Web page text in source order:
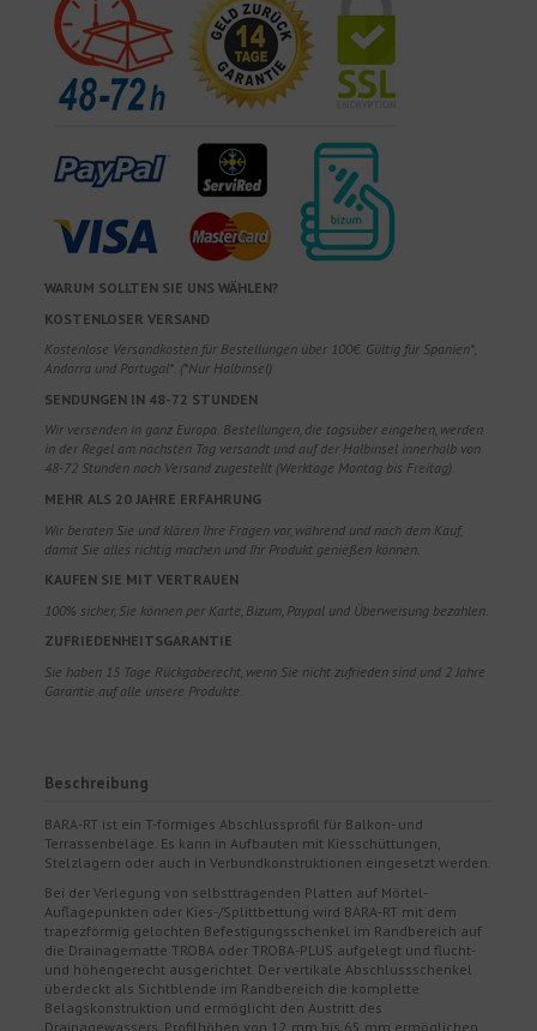
WARUM SOLLTEN SIE UNS WÄHLEN?
KOSTENLOSER VERSAND
Kostenlose Versandkosten für Bestellungen über 100€. Gültig für Spanien*,
Andorra und Portugal*. (*Nur Halbinsel)
SENDUNGEN IN 48-72 STUNDEN
Wir versenden in ganz Europa. Bestellungen, die tagsüber eingehen, werden
in der Regel am nächsten Tag versandt und auf der Halbinsel innerhalb von
48-72 Stunden nach Versand zugestellt (Werktage Montag bis Freitag).
MEHR ALS 20 JAHRE ERFAHRUNG
Wir beraten Sie und klären Ihre Fragen vor, während und nach dem Kauf,
damit Sie alles richtig machen und Ihr Produkt genießen können.
KAUFEN SIE MIT VERTRAUEN
100% sicher, Sie können per Karte, Bizum, Paypal und Überweisung bezahlen.
ZUFRIEDENHEITSGARANTIE
Sie haben 15 Tage Rückgaberecht, wenn Sie nicht zufrieden sind und 2 Jahre
Garantie auf alle unsere Produkte.
Beschreibung
BARA-RT ist ein T-förmiges Abschlussprofil für Balkon- und
Terrassenbeläge. Es kann in Aufbauten mit Kiesschüttungen,
Stelzlagern oder auch in Verbundkonstruktionen eingesetzt werden.
Bei der Verlegung von selbsttragenden Platten auf Mörtel-
Auflagepunkten oder Kies-/Splittbettung wird BARA-RT mit dem
trapezförmig gelochten Befestigungsschenkel im Randbereich auf
die Drainagematte TROBA oder TROBA-PLUS aufgelegt und flucht-
und höhengerecht ausgerichtet. Der vertikale Abschlussschenkel
überdeckt als Sichtblende im Randbereich die komplette
Belagskonstruktion und ermöglicht den Austritt des
Drainagewassers. Profilhöhen von 12 mm bis 65 mm ermöglichen